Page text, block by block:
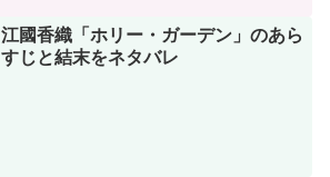
江國香織「ホリー・ガーデン」のあら
すじと結末をネタバレ